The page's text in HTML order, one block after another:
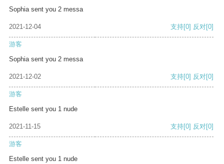
Sophia sent you 2 messa
2021-12-04 支持[0] 反对[0]
游客
Sophia sent you 2 messa
2021-12-02 支持[0] 反对[0]
游客
Estelle sent you 1 nude
2021-11-15 支持[0] 反对[0]
游客
Estelle sent you 1 nude